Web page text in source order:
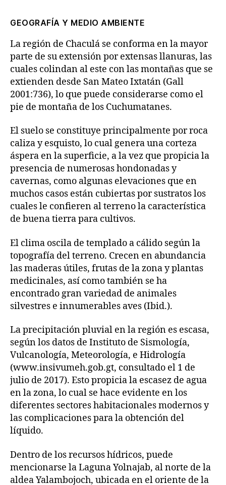
GEOGRAFÍA Y MEDIO AMBIENTE
La región de Chaculá se conforma en la mayor
parte de su extensión por extensas llanuras, las
cuales colindan al este con las montañas que se
extienden desde San Mateo Ixtatán (Gall
2001:736), lo que puede considerarse como el
pie de montaña de los Cuchumatanes.
El suelo se constituye principalmente por roca
caliza y esquisto, lo cual genera una corteza
áspera en la superficie, a la vez que propicia la
presencia de numerosas hondonadas y
cavernas, como algunas elevaciones que en
muchos casos están cubiertas por sustratos los
cuales le confieren al terreno la característica
de buena tierra para cultivos.
El clima oscila de templado a cálido según la
topografía del terreno. Crecen en abundancia
las maderas útiles, frutas de la zona y plantas
medicinales, así como también se ha
encontrado gran variedad de animales
silvestres e innumerables aves (Ibid.).
La precipitación pluvial en la región es escasa,
según los datos de Instituto de Sismología,
Vulcanología, Meteorología, e Hidrología
(www.insivumeh.gob.gt, consultado el 1 de
julio de 2017). Esto propicia la escasez de agua
en la zona, lo cual se hace evidente en los
diferentes sectores habitacionales modernos y
las complicaciones para la obtención del
líquido.
Dentro de los recursos hídricos, puede
mencionarse la Laguna Yolnajab, al norte de la
aldea Yalambojoch, ubicada en el oriente de la